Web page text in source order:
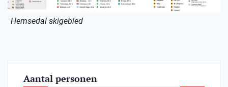
Hemsedal skigebied
Aantal personen